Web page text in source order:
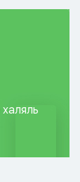
халяль